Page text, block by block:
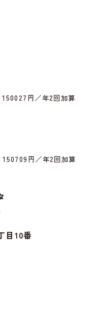
円／年2回加算
円／年2回加算
目10番